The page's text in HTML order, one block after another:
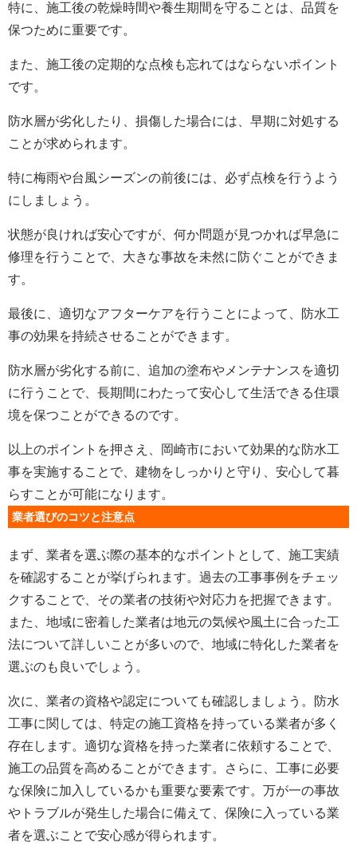
特に、施工後の乾燥時間や養生期間を守ることは、品質を
保つために重要です。
また、施工後の定期的な点検も忘れてはならないポイント
です。
防水層が劣化したり、損傷した場合には、早期に対処する
ことが求められます。
特に梅雨や台風シーズンの前後には、必ず点検を行うよう
にしましょう。
状態が良ければ安心ですが、何か問題が見つかれば早急に
修理を行うことで、大きな事故を未然に防ぐことができま
す。
最後に、適切なアフターケアを行うことによって、防水工
事の効果を持続させることができます。
防水層が劣化する前に、追加の塗布やメンテナンスを適切
に行うことで、長期間にわたって安心して生活できる住環
境を保つことができるのです。
以上のポイントを押さえ、岡崎市において効果的な防水工
事を実施することで、建物をしっかりと守り、安心して暮
らすことが可能になります。
業者選びのコツと注意点
まず、業者を選ぶ際の基本的なポイントとして、施工実績
を確認することが挙げられます。過去の工事事例をチェッ
クすることで、その業者の技術や対応力を把握できます。
また、地域に密着した業者は地元の気候や風土に合った工
法について詳しいことが多いので、地域に特化した業者を
選ぶのも良いでしょう。
次に、業者の資格や認定についても確認しましょう。防水
工事に関しては、特定の施工資格を持っている業者が多く
存在します。適切な資格を持った業者に依頼することで、
施工の品質を高めることができます。さらに、工事に必要
な保険に加入しているかも重要な要素です。万が一の事故
やトラブルが発生した場合に備えて、保険に入っている業
者を選ぶことで安心感が得られます。